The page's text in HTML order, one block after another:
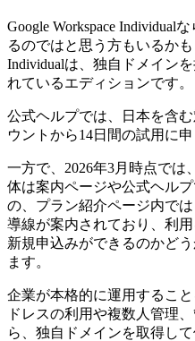
Google Workspace Individual
るのではと思う方もいるかも
Individualは、独自ドメイン
れているエディションです。
公式ヘルプでは、日本を含
ウントから14日間の試用に
一方で、2026年3月時点では
体は案内ページや公式ヘル
の、プラン紹介ページ内では
導線が案内されており、利
新規申込みができるのかど
ます。
企業が本格的に運用するこ
ドレスの利用や複数人管理
ら、独自ドメインを取得し